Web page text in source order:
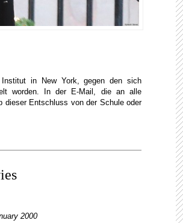
in New York, gegen den sich
worden. In der E-Mail, die an alle
dieser Entschluss von der Schule oder
2000